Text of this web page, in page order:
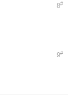
8#
9#